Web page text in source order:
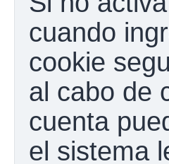
cuando
cookie
al cabo de
cuenta
el sistema